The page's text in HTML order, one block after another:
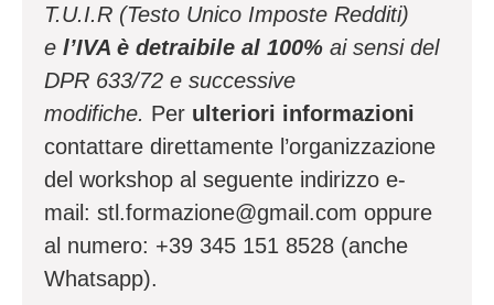
T.U.I.R (Testo Unico Imposte Redditi)
e l’IVA è detraibile al 100% ai sensi del
DPR 633/72 e successive
modifiche. Per ulteriori informazioni
contattare direttamente l’organizzazione
del workshop al seguente indirizzo e-
mail: stl.formazione@gmail.com oppure
al numero: +39 345 151 8528 (anche
Whatsapp).